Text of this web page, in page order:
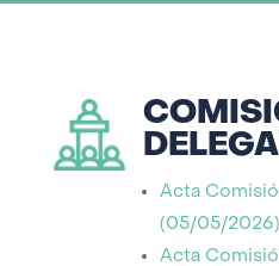
Acta
(05/05/2026)
Acta